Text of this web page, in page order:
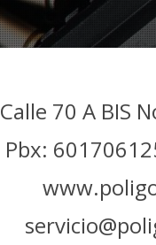
Calle 70 A BIS
Pbx: